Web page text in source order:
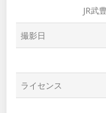
JR武
撮影日
ライセンス